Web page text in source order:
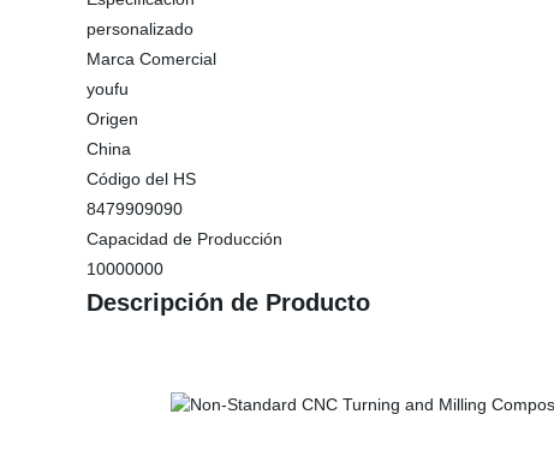
personalizado
Marca Comercial
youfu
Origen
China
Código del HS
8479909090
Capacidad de Producción
10000000
Descripción de Producto